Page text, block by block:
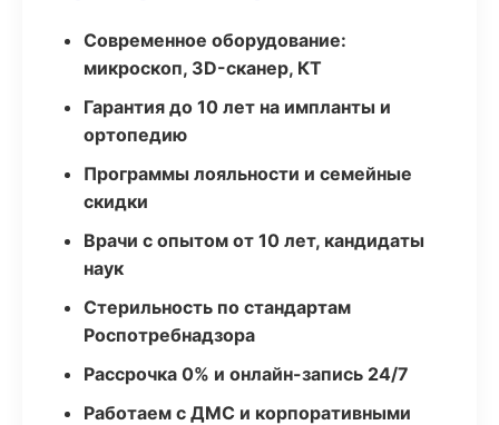
Современное оборудование:
микроскоп, 3D-сканер, КТ
Гарантия до 10 лет на импланты и
ортопедию
Программы лояльности и семейные
скидки
Врачи с опытом от 10 лет, кандидаты
наук
Стерильность по стандартам
Роспотребнадзора
Рассрочка 0% и онлайн-запись 24/7
Работаем с ДМС и корпоративными